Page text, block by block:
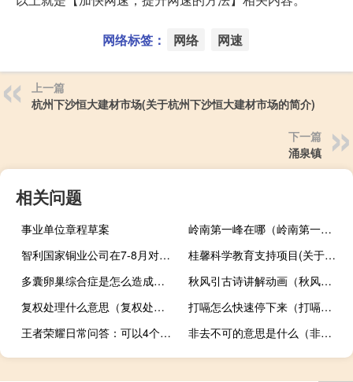
网络标签： 网络 网速
上一篇
杭州下沙恒大建材市场(关于杭州下沙恒大建材市场的简介)
下一篇
涌泉镇
相关问题
事业单位章程草案
岭南第一峰在哪（岭南第一峰）
智利国家铜业公司在7-8月对项目团队和总部裁员105人
桂馨科学教育支持项目(关于桂馨科学教育支持项目的简介)
多囊卵巢综合症是怎么造成（多囊卵巢综合症是怎么回事）
秋风引古诗讲解动画（秋风引古诗的意思）
复权处理什么意思（复权处理）
打嗝怎么快速停下来（打嗝怎么快速止嗝）
王者荣耀日常问答：可以4个好友一起组排位么
非去不可的意思是什么（非…不可的意思）